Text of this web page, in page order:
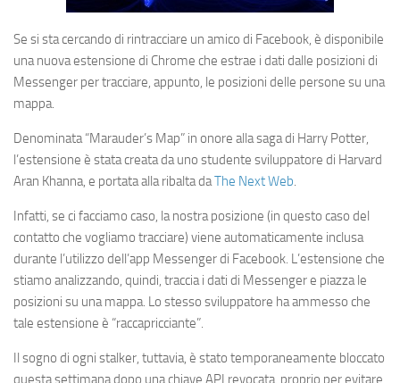
Se si sta cercando di rintracciare un amico di Facebook, è disponibile
una nuova estensione di Chrome che estrae i dati dalle posizioni di
Messenger per tracciare, appunto, le posizioni delle persone su una
mappa.
Denominata “Marauder’s Map” in onore alla saga di Harry Potter,
l’estensione è stata creata da uno studente sviluppatore di Harvard
Aran Khanna, e portata alla ribalta daThe Next Web.
Infatti, se ci facciamo caso, la nostra posizione (in questo caso del
contatto che vogliamo tracciare) viene automaticamente inclusa
durante l’utilizzo dell’app Messenger di Facebook. L’estensione che
stiamo analizzando, quindi, traccia i dati di Messenger e piazza le
posizioni su una mappa. Lo stesso sviluppatore ha ammesso che
tale estensione è “raccapricciante”.
Il sogno di ogni stalker, tuttavia, è stato temporaneamente bloccato
questa settimana dopo una chiave API revocata, proprio per evitare